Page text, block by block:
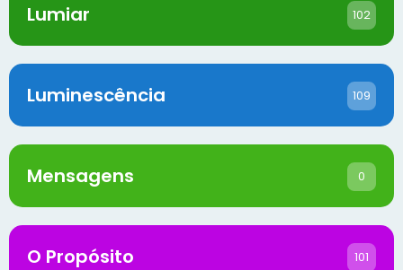
Lumiar 102
Luminescência 109
Mensagens 0
O Propósito 101